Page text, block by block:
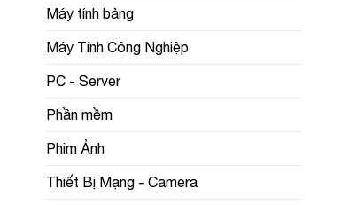
Máy tính bảng
Máy Tính Công Nghiệp
PC - Server
Phần mềm
Phim Ảnh
Thiết Bị Mạng - Camera